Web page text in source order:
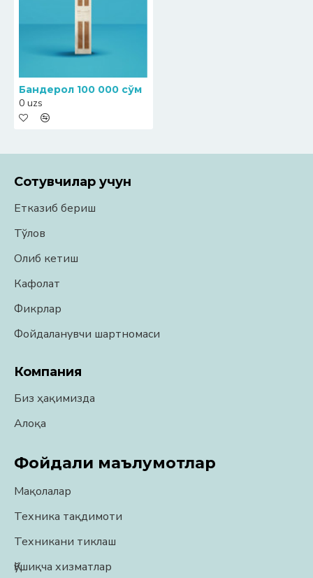
Бандерол 100 000 сўм
0 uzs
Сотувчилар учун
Етказиб бериш
Тўлов
Олиб кетиш
Кафолат
Фикрлар
Фойдаланувчи шартномаси
Компания
Биз ҳақимизда
Алоқа
Фойдали маълумотлар
Мақолалар
Техника тақдимоти
Техникани тиклаш
Қўшиқча хизматлар